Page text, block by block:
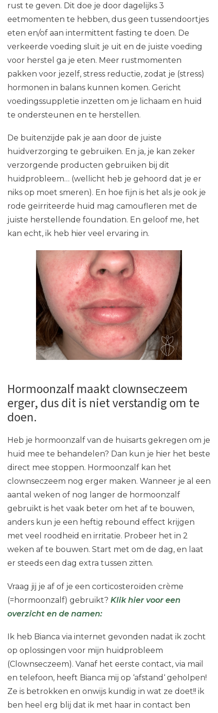
rust te geven. Dit doe je door dagelijks 3
eetmomenten te hebben, dus geen tussendoortjes
eten en/of aan intermittent fasting te doen. De
verkeerde voeding sluit je uit en de juiste voeding
voor herstel ga je eten. Meer rustmomenten
pakken voor jezelf, stress reductie, zodat je (stress)
hormonen in balans kunnen komen. Gericht
voedingssuppletie inzetten om je lichaam en huid
te ondersteunen en te herstellen.
De buitenzijde pak je aan door de juiste
huidverzorging te gebruiken. En ja, je kan zeker
verzorgende producten gebruiken bij dit
huidprobleem… (wellicht heb je gehoord dat je er
niks op moet smeren). En hoe fijn is het als je ook je
rode geïrriteerde huid mag camoufleren met de
juiste herstellende foundation. En geloof me, het
kan echt, ik heb hier veel ervaring in.
Hormoonzalf maakt clownseczeem
erger, dus dit is niet verstandig om te
doen.
Heb je hormoonzalf van de huisarts gekregen om je
huid mee te behandelen? Dan kun je hier het beste
direct mee stoppen. Hormoonzalf kan het
clownseczeem nog erger maken. Wanneer je al een
aantal weken of nog langer de hormoonzalf
gebruikt is het vaak beter om het af te bouwen,
anders kun je een heftig rebound effect krijgen
met veel roodheid en irritatie. Probeer het in 2
weken af te bouwen. Start met om de dag, en laat
er steeds een dag extra tussen zitten.
Vraag jij je af of je een corticosteroïden crème
(=hormoonzalf) gebruikt? Klik hier voor een
overzicht en de namen:
Ik heb Bianca via internet gevonden nadat ik zocht
op oplossingen voor mijn huidprobleem
(Clownseczeem). Vanaf het eerste contact, via mail
en telefoon, heeft Bianca mij op ‘afstand‘ geholpen!
Ze is betrokken en onwijs kundig in wat ze doet!! ik
ben heel erg blij dat ik met haar in contact ben